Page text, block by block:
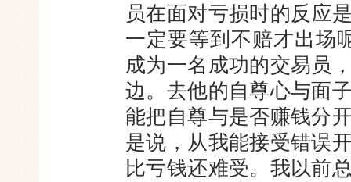
员在面对亏损时的反应
一定要等到不赔才出场
成为一名成功的交易员
边。去他的自尊心与面
能把自尊与是否赚钱分
是说，从我能接受错误
比亏钱还难受。我以前